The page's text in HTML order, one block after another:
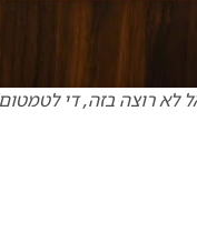
רוצה בזה, די